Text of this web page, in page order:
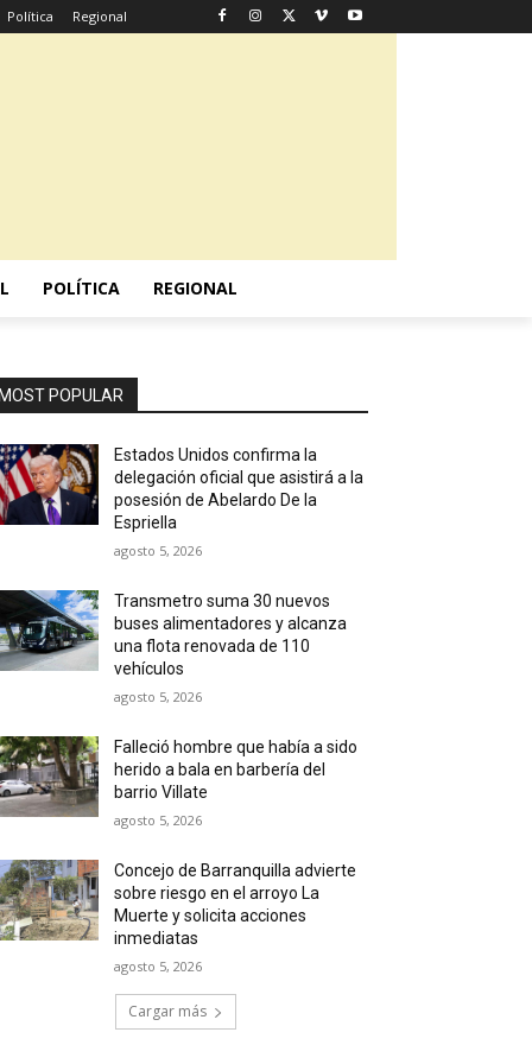
Política Regional
POLÍTICA REGIONAL
MOST POPULAR
Estados Unidos confirma la
delegación oficial que asistirá a la
posesión de Abelardo De la
Espriella
agosto 5, 2026
Transmetro suma 30 nuevos
buses alimentadores y alcanza
una flota renovada de 110
vehículos
agosto 5, 2026
Falleció hombre que había a sido
herido a bala en barbería del
barrio Villate
agosto 5, 2026
Concejo de Barranquilla advierte
sobre riesgo en el arroyo La
Muerte y solicita acciones
inmediatas
agosto 5, 2026
Cargar más